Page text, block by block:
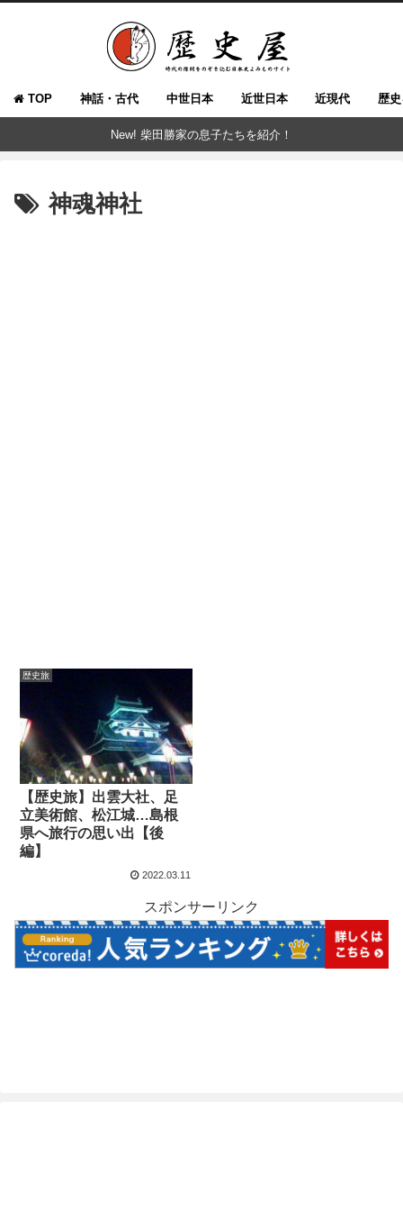
TOP 神話・古代 中世日本 近世日本 近現代 歴
New! 柴田勝家の息子たちを紹介！
神魂神社
歴史旅
【歴史旅】出雲大社、足
立美術館、松江城…島根
県へ旅行の思い出【後
編】
2022.03.11
スポンサーリンク